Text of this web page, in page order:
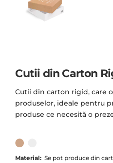
Cutii din Carton
Cutii din carton rigid, care
produselor, ideale pentru
produse ce necesită o
Material: Se pot produce din